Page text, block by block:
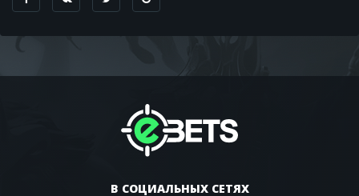
В СОЦИАЛЬНЫХ СЕТЯХ